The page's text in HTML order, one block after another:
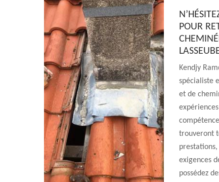
POUR
Kendjy
spécialiste
et de
trouveront
exigences
possédez